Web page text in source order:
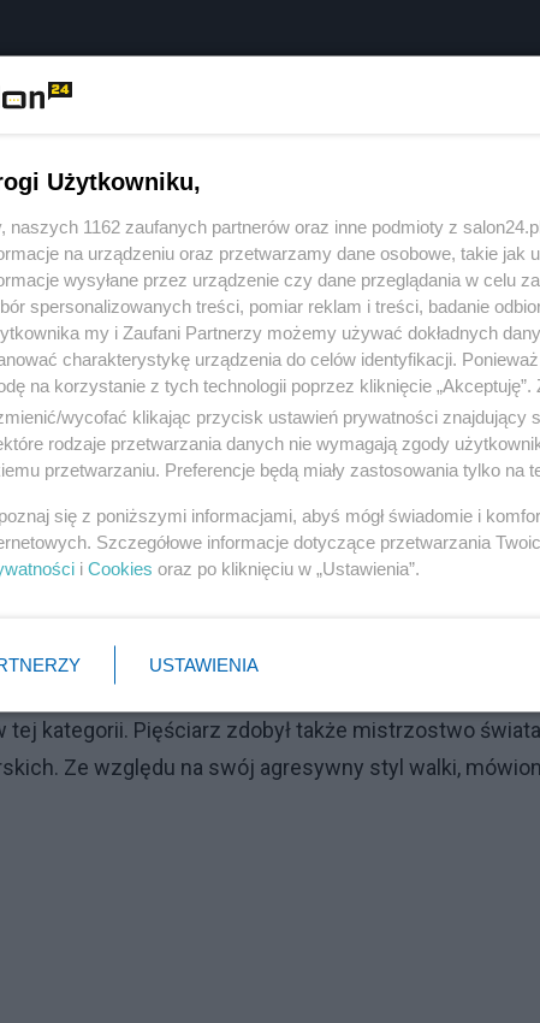
wagi ciężkiej. W 1986 roku, mając 20 lat został
tej kategorii. Pięściarz zdobył także mistrzostwo
Ze względu na swój agresywny styl walki,
Użytkowniku,
naszych 1162 zaufanych partnerów oraz inne podmioty z
na urządzeniu oraz przetwarzamy dane osobowe, takie jak
wysyłane przez urządzenie czy dane przeglądania w celu
spersonalizowanych treści, pomiar reklam i treści, badanie
my i Zaufani Partnerzy możemy używać dokładnych
charakterystykę urządzenia do celów identyfikacji.
na korzystanie z tych technologii poprzez kliknięcie
wycofać klikając przycisk ustawień prywatności znajdujący
rodzaje przetwarzania danych nie wymagają zgody
przetwarzaniu. Preferencje będą miały zastosowania tylko na
się z poniższymi informacjami, abyś mógł świadomie i
Szczegółowe informacje dotyczące przetwarzania
i Cookies oraz po kliknięciu w „Ustawienia”.
USTAWIENIA